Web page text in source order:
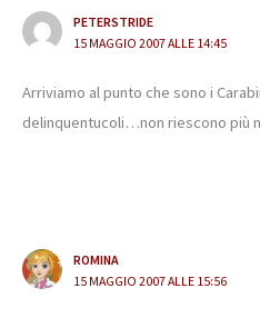
PETERSTRIDE
15 MAGGIO 2007 ALLE 14:45
Arriviamo al punto che sono i
delinquentucoli…non riescono più
ROMINA
15 MAGGIO 2007 ALLE 15:56